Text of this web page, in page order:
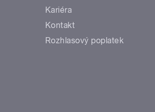
Kariéra
Kontakt
Rozhlasový poplatek